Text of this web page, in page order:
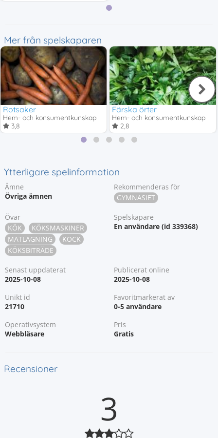
Mer från spelskaparen
Rotsaker
Hem- och konsumentkunskap
3,8
Färska örter
Hem- och konsumentkunskap
2,8
Ytterligare spelinformation
Ämne
Övriga ämnen
Rekommenderas för
GYMNASIET
Övar
KÖK
KÖKSMASKINER
MATLAGNING
KOCK
KÖKSBITRÄDE
Spelskapare
En användare (id 339368)
Senast uppdaterat
2025-10-08
Publicerat online
2025-10-08
Unikt id
21710
Favoritmarkerat av
0-5 användare
Operativsystem
Webbläsare
Pris
Gratis
Recensioner
3